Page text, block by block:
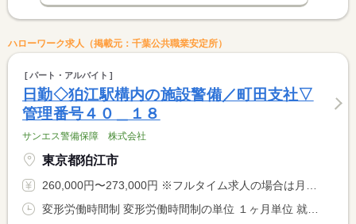
ハローワーク求人（掲載元：千葉公共職業安定所）
パート・アルバイト
日勤◇狛江駅構内の施設警備／町田支社▽
管理番号４０＿１８
サンエス警備保障 株式会社
東京都狛江市
260,000円〜273,000円 ※フルタイム求人の場合は月額（換算額）、パート求人の場合は時間額を表示しています。